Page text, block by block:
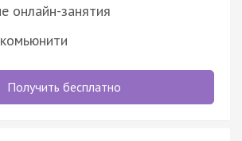
онлайн-занятия
Получить бесплатно